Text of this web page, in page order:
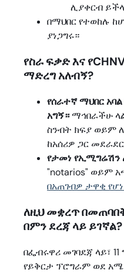
ሊያቀርብ
በማህበር የተወከሉ
ያነጋግሩ።
የስራ ፍቃድ እና
ማድረግ አለብኝ?
የሰራተኛ ማህበር አባል
አግኝ።ማኅበራችሁ
ስንብት ክፍያ ወይም
ከአሰሪዎ ጋር
የታመነ የኢሚግሬሽን
"notarios" ወይም
በአጠገብዎ ታዋቂ
ለዚህ መቋረጥ
በምን ደረጃ ላይ ይገኛል?
በፌብሩዋሪ መገባደጃ ላይ፣
የይቅርታ ፕሮግራም ወደ